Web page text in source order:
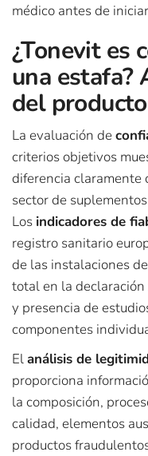
médico antes de
¿Tonevit es
una estafa?
del producto
La evaluación de
criterios objetivos
diferencia claramente
sector de
Los indicadores de
registro sanitario
de las instalaciones
total en la
y presencia de
componentes
Elanálisis de
proporciona
la composición,
calidad, elementos
productos